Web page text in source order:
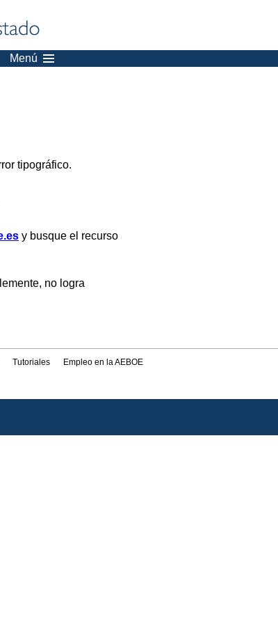
Menú
tipográfico.
y busque el recurso
no logra
Tutoriales Empleo en la AEBOE